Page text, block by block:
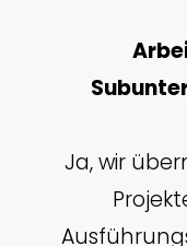
Ja, wir